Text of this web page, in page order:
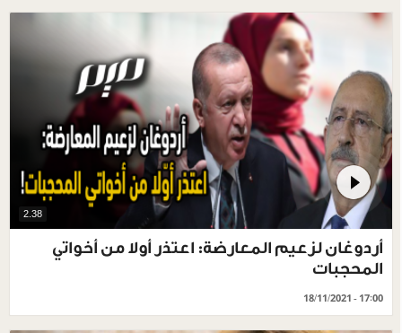
2.38
أردوغان لزعيم المعارضة: اعتذر أولا من أخواتي
المحجبات
18/11/2021 - 17:00